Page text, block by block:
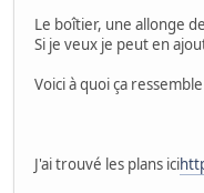
Le boîtier, une allonge
Si je veux je peut en
Voici à quoi ça ressemble
J'ai trouvé les plans ici